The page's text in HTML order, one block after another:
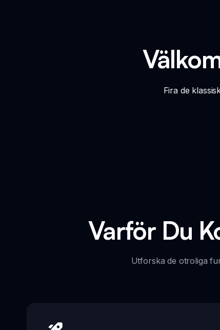
Fira de
Varför Du
Utforska de otroliga